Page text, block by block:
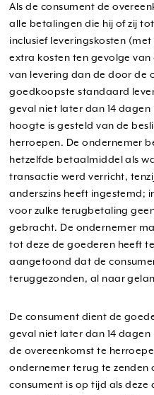
Als de consument de
alle betalingen die hij of zij
inclusief leveringskosten
extra kosten ten gevolge van
van levering dan de door de
goedkoopste standaard
geval niet later dan 14
hoogte is gesteld van de
herroepen. De ondernemer
hetzelfde betaalmiddel als
transactie werd verricht,
anderszins heeft ingestemd;
voor zulke terugbetaling
gebracht. De ondernemer
tot deze de goederen heeft
aangetoond dat de
teruggezonden, al naar
De consument dient de
geval niet later dan 14
de overeenkomst te
ondernemer terug te zenden
consument is op tijd als